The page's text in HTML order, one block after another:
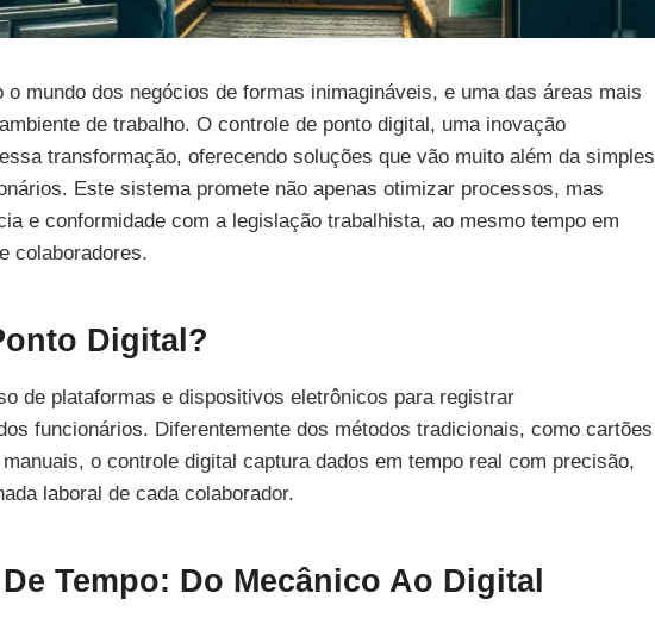
mundo dos negócios de formas inimagináveis, e uma das áreas mais
de trabalho. O controle de ponto digital, uma inovação
transformação, oferecendo soluções que vão muito além da simples
Este sistema promete não apenas otimizar processos, mas
e conformidade com a legislação trabalhista, ao mesmo tempo em
colaboradores.
Digital?
de plataformas e dispositivos eletrônicos para registrar
funcionários. Diferentemente dos métodos tradicionais, como cartões
o controle digital captura dados em tempo real com precisão,
laboral de cada colaborador.
Tempo: Do Mecânico Ao Digital